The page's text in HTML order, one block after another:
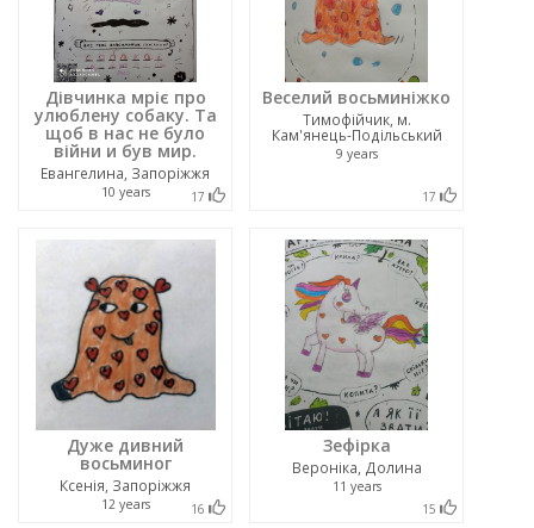
Дівчинка мріє про
улюблену собаку. Та
щоб в нас не було
війни и був мир.
Евангелина, Запоріжжя
10 years 17
Веселий восьминіжко
Тимофійчик, м.
Кам'янець-Подільський
9 years
17
Дуже дивний
восьминог
Ксенія, Запоріжжя
12 years 16
Зефірка
Вероніка, Долина
11 years
15